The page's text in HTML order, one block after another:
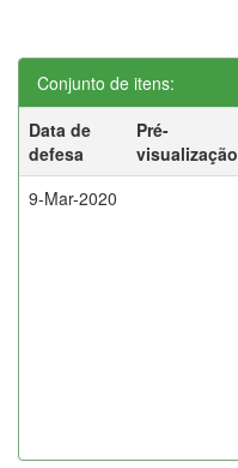
Conjunto de itens:
Data de
defesa
Pré-
visualização
9-Mar-2020